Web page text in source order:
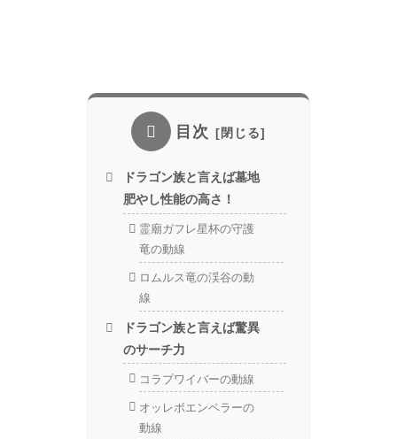
目次
ドラゴン族と言えば墓地
肥やし性能の高さ！
霊廟ガフレ星杯の守護
竜の動線
ロムルス竜の渓谷の動
線
ドラゴン族と言えば驚異
のサーチ力
コラプワイバーの動線
オッレボエンペラーの
動線